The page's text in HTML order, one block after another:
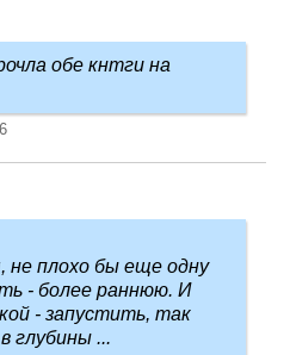
обе кнтги на
не плохо бы еще одну
- более раннюю. И
- запустить, так
глубины ...